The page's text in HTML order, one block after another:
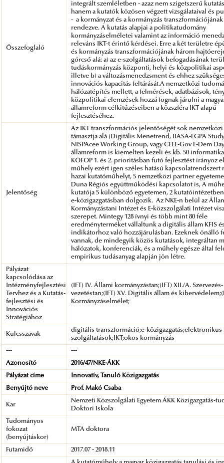
Összefoglaló
integrált szemléletben - azaz nem szigetszerű
hanem a kutatók közösen végzett vizsgálataival és
- a kormányzat és a kormányzás
rendezve. A kutatás alapjai a politikatudomány
kormányzáselméletei valamint az információ
releváns IKT-t érintő kérdései. Erre a két területre
és kormányzás transzformációjának három
górcső alá: a) az e-szolgáltatások befogadásának
tudáskormányzás központi, helyi és közpolitikai
illetve b) a változásmenedzsment és ehhez
innovációs kapacitás feltárását.A nemzetközi
hálózatépítés mellett, a felmérések, adatbázisok,
közpolitikai elemzések hozzá fognak járulni a
államreform célkitűzéseiben a közszféra IKT alapú
fejlesztéséhez.
Jelentőség
Az IKT transzformációs jelentőségét sok
támasztja alá (Digitális Menetrend, IIASA-EGPA
NISPAcee Working Group, vagy CEEE-Gov E-Dem
államreform is kiemelten kezeli és kb. 50
KÖFOP 1. és 2. prioritásban futó fejlesztést irányoz
műhely ezért igen széles hatású kapcsolatrendszert
hazai kutatóműhelyt, 5 nemzetközi partner
Duna Régiós együttműködési kapcsolatot is, A
kutatója 5 különböző egyetemen, 2
e-közigazgatásban dolgozik. Az NKE-n belül az
Kormányzástani Intézet és E-közszolgálati Intézet
szerepet. Mintegy 128 ívnyi és több mint 80 féle
eredményterméket vállaltunk a digitális állam KFIS
indikátorhoz való hozzájárulásban. Ezeknek önálló
vannak, de mindegyik közös kutatások, integráltan
hálózatok, konferenciák, és a műhely egésze által
empirikus tudásanyag alapján jön létre.
Pályázat
kapcsolódása az
Intézményfejlesztési
Tervhez és a Kutatás-
fejlesztési és
Innovációs
Stratégiához
(IFT) IV. Állami kormányzástan;(IFT) XII./A. Szervezés-
vezetéstan;(IFT) XV. Digitális állam és
Kormányzáselmélet;
Kulcsszavak
digitális transzformáció;e-közigazgatás;elektronikus
szolgáltatások;IKT;okos kormányzás
--- ---
Azonosító 2016/47/NKE-ÁKK
Pályázat címe Innovatív, Tanuló Közigazgatás
Benyújtó neve Prof. Makó Csaba
Kar
Nemzeti Közszolgálati Egyetem ÁKK Közigazgatás-
Doktori Iskola
Tudományos
fokozat
(benyújtáskor)
MTA doktora
Futamidő 2017.07 - 2018.11